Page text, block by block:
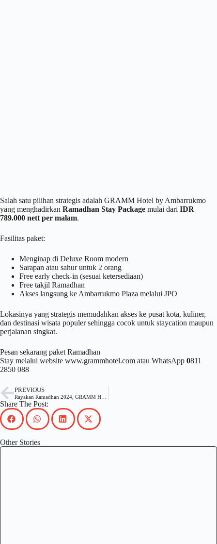
Salah satu pilihan strategis adalah GRAMM Hotel by Ambarrukmo
yang menghadirkan Ramadhan Stay Package mulai dari IDR
789.000 nett per malam.
Fasilitas paket:
Menginap di Deluxe Room modern
Sarapan atau sahur untuk 2 orang
Free early check-in (sesuai ketersediaan)
Free takjil Ramadhan
Akses langsung ke Ambarrukmo Plaza melalui JPO
Lokasinya yang strategis memudahkan akses ke pusat kota, kuliner,
dan destinasi wisata populer sehingga cocok untuk staycation maupun
perjalanan singkat.
Pesan sekarang paket Ramadhan
Stay melalui website www.grammhotel.com atau WhatsApp 0811
2850 088
PREVIOUS
Share The Post:
Other Stories